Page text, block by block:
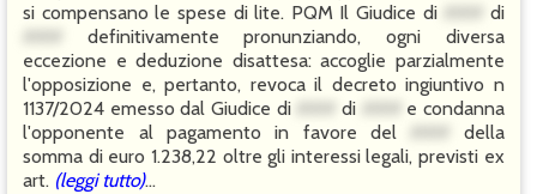
si compensano le spese di lite. PQM Il Giudice di
di
definitivamente pronunziando, ogni diversa
eccezione e deduzione disattesa: accoglie parzialmente
l'opposizione e, pertanto, revoca il decreto ingiuntivo n
1137/2024 emesso dal Giudice di
di
e condanna
l'opponente al pagamento in favore del
della
somma di euro 1.238,22 oltre gli interessi legali, previsti ex
art. (leggi tutto)...